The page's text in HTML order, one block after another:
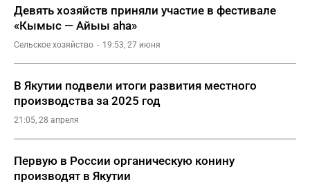
Девять хозяйств приняли участие в фестивале
«Кымыс — Айыы аһа»
Сельское хозяйство 19:53, 27 июня
В Якутии подвели итоги развития местного
производства за 2025 год
21:05, 28 апреля
Первую в России органическую конину
производят в Якутии